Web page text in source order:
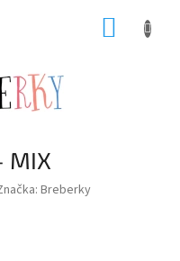
MIX
Breberky